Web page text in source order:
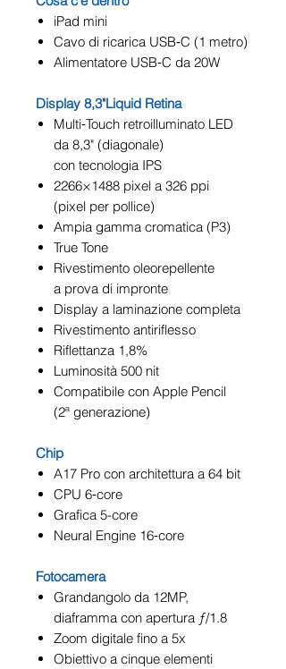
iPad mini
Cavo di ricarica USB‑C (1 metro)
Alimentatore USB‑C da 20W
Display 8,3"Liquid Retina
Multi‑Touch retroilluminato LED
da 8,3" (diagonale)
con tecnologia IPS
2266×1488 pixel a 326 ppi
(pixel per pollice)
Ampia gamma cromatica (P3)
True Tone
Rivestimento oleorepellente
a prova di impronte
Display a laminazione completa
Rivestimento antiriflesso
Riflettanza 1,8%
Luminosità 500 nit
Compatibile con Apple Pencil
(2ª generazione)
Chip
A17 Pro con architettura a 64 bit
CPU 6‑core
Grafica 5-core
Neural Engine 16‑core
Fotocamera
Grandangolo da 12MP,
diaframma con apertura ƒ/1.8
Zoom digitale fino a 5x
Obiettivo a cinque elementi